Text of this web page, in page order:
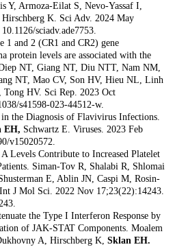
Y, Armoza-Eilat S, Nevo-Yassaf I,
Hirschberg K. Sci Adv. 2024 May
sciadv.ade7753.
1 and 2 (CR1 and CR2) gene
protein levels are associated with the
NT, Giang NT, Diu NTT, Nam NM,
NT, Mao CV, Son HV, Hieu NL, Linh
Tong HV. Sci Rep. 2023 Oct
s41598-023-44512-w.
the Diagnosis of Flavivirus Infections.
EH, Schwartz E. Viruses. 2023 Feb
v15020572.
Levels Contribute to Increased Platelet
Siman-Tov R, Shalabi R, Shlomai
E, Ablin JN, Caspi M, Rosin-
Int J Mol Sci. 2022 Nov 17;23(22):14243.
the Type I Interferon Response by
of JAK-STAT Components. Moalem
A, Hirschberg K, Sklan EH.